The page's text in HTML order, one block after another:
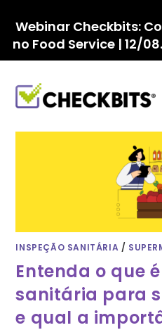
para
conteúdo
Webinar Checkbits:
no Food Service | 12/08.
INSPEÇÃO SANITÁRIA /
Entenda o que
sanitária para
e qual a